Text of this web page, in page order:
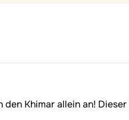
Khimar allein an!